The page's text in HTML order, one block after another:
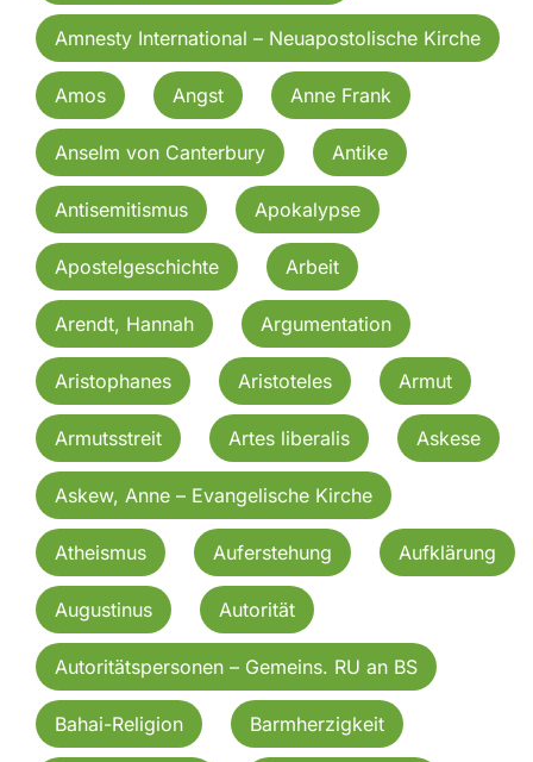
Amnesty International – Neuapostolische Kirche
Amos Angst Anne Frank
Anselm von Canterbury Antike
Antisemitismus Apokalypse
Apostelgeschichte Arbeit
Arendt, Hannah Argumentation
Aristophanes Aristoteles Armut
Armutsstreit Artes liberalis Askese
Askew, Anne – Evangelische Kirche
Atheismus Auferstehung Aufklärung
Augustinus Autorität
Autoritätspersonen – Gemeins. RU an BS
Bahai-Religion Barmherzigkeit